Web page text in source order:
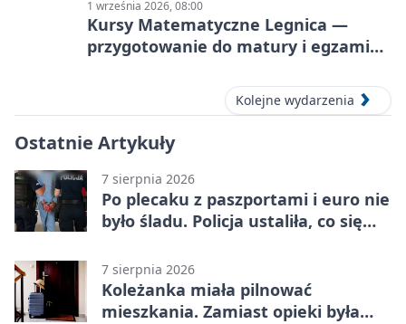
1 września 2026, 08:00
Kursy Matematyczne Legnica —
przygotowanie do matury i egzaminu
Kolejne wydarzenia
Ostatnie Artykuły
7 sierpnia 2026
Po plecaku z paszportami i euro nie
było śladu. Policja ustaliła, co się
7 sierpnia 2026
Koleżanka miała pilnować
mieszkania. Zamiast opieki była